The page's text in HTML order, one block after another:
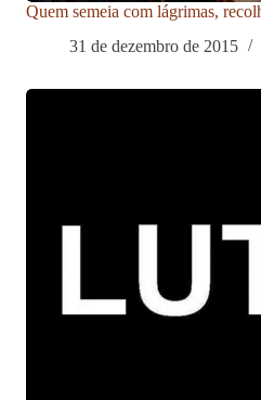
Quem semeia com lágrimas,
31 de dezembro de 2015